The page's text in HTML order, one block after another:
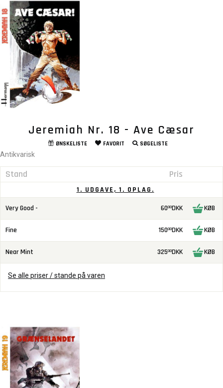
Jeremiah Nr. 18 - Ave Cæsar
ØNSKELISTE FAVORIT SØGELISTE
Antikvarisk
Stand Pris
1. UDGAVE, 1. OPLAG.
Very Good - 6000DKK KØB
Fine 15000DKK KØB
Near Mint 32500DKK KØB
Se alle priser / stande på varen